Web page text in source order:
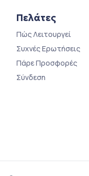
Πελάτες
Πώς Λειτουργεί
Συχνές Ερωτήσεις
Πάρε Προσφορές
Σύνδεση